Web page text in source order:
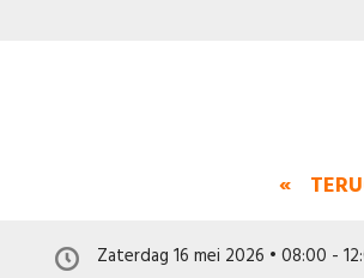
«
Zaterdag 16 mei 2026 • 08:00 -